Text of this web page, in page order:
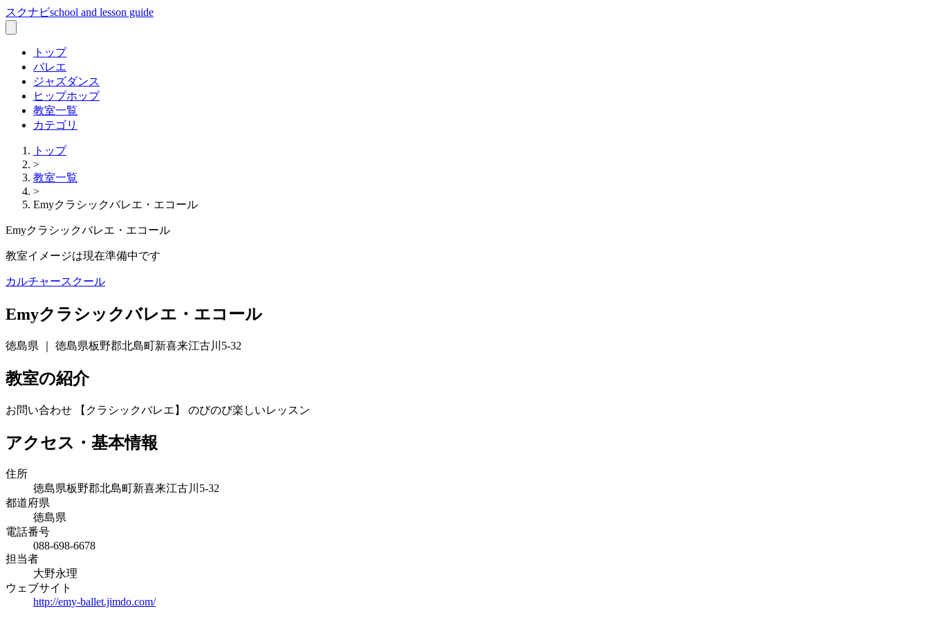
スクナビschool and lesson guide
トップ
バレエ
ジャズダンス
ヒップホップ
教室一覧
カテゴリ
トップ
>
教室一覧
>
Emyクラシックバレエ・エコール
Emyクラシックバレエ・エコール
教室イメージは現在準備中です
カルチャースクール
Emyクラシックバレエ・エコール
徳島県 ｜ 徳島県板野郡北島町新喜来江古川5-32
教室の紹介
お問い合わせ 【クラシックバレエ】 のびのび楽しいレッスン
アクセス・基本情報
住所
徳島県板野郡北島町新喜来江古川5-32
都道府県
徳島県
電話番号
088-698-6678
担当者
大野永理
ウェブサイト
http://emy-ballet.jimdo.com/